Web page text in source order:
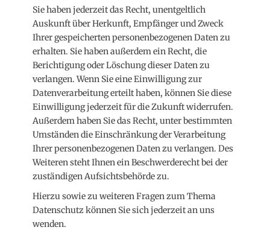
Sie haben jederzeit das Recht, unentgeltlich
Auskunft über Herkunft, Empfänger und Zweck
Ihrer gespeicherten personenbezogenen Daten zu
erhalten. Sie haben außerdem ein Recht, die
Berichtigung oder Löschung dieser Daten zu
verlangen. Wenn Sie eine Einwilligung zur
Datenverarbeitung erteilt haben, können Sie diese
Einwilligung jederzeit für die Zukunft widerrufen.
Außerdem haben Sie das Recht, unter bestimmten
Umständen die Einschränkung der Verarbeitung
Ihrer personenbezogenen Daten zu verlangen. Des
Weiteren steht Ihnen ein Beschwerderecht bei der
zuständigen Aufsichtsbehörde zu.
Hierzu sowie zu weiteren Fragen zum Thema
Datenschutz können Sie sich jederzeit an uns
wenden.